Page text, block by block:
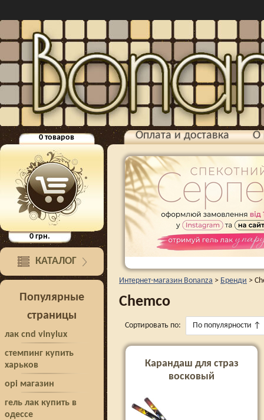
0товаров
0грн.
КАТАЛОГ
Популярные
страницы
лак cnd vinylux
стемпинг купить
харьков
opi магазин
гель лак купить в
одессе
Оплата и доставка О
Интернет-магазин Bonanza > Бренди >
Chemco
Сортировать по: По популярности ↑
Карандаш для страз
восковый